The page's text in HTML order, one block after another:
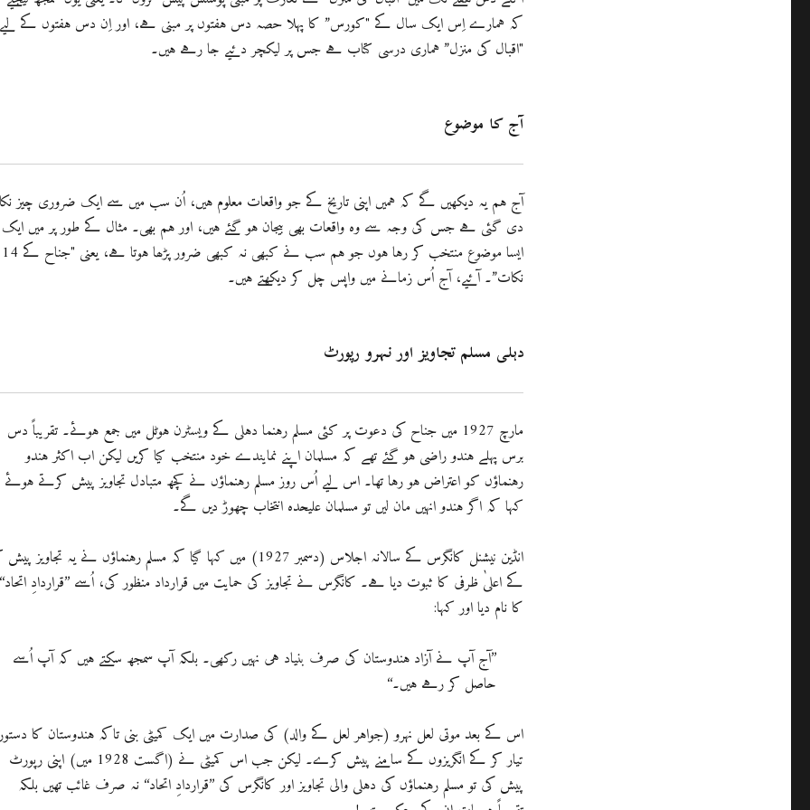
کہ ہمارے اِس ایک سال کے "کورس” کا پہلا حصہ دس ہفتوں پر مبنی ہے، اور اِن دس ہفتوں کے لیے
"اقبال کی منزل” ہماری درسی کتاب ہے جس پر لیکچر دئیے جا رہے ہیں۔
آج کا موضوع
آج ہم یہ دیکھیں گے کہ ہمیں اپنی تاریخ کے جو واقعات معلوم ہیں، اُن سب میں سے ایک ضروری چیز
دی گئی ہے جس کی وجہ سے وہ واقعات بھی بیجان ہو گئے ہیں، اور ہم بھی۔ مثال کے طور پر میں ایک
ایسا موضوع منتخب کر رہا ہوں جو ہم سب نے کبھی نہ کبھی ضرور پڑھا ہوتا ہے، یعنی "جناح کے 14
نکات”۔ آئیے، آج اُس زمانے میں واپس چل کر دیکھتے ہیں۔
دہلی مسلم تجاویز اور نہرو رپورٹ
مارچ 1927 میں جناح کی دعوت پر کئی مسلم رہنما دہلی کے ویسٹرن ہوٹل میں جمع ہوئے۔ تقریباً دس
برس پہلے ہندو راضی ہو گئے تھے کہ مسلمان اپنے نمایندے خود منتخب کیا کریں لیکن اب اکثر ہندو
رہنماؤں کو اعتراض ہو رہا تھا۔ اس لیے اُس روز مسلم رہنماؤں نے کچھ متبادل تجاویز پیش کرتے ہوئے
کہا کہ اگر ہندو انہیں مان لیں تو مسلمان علیحدہ انتخاب چھوڑ دیں گے۔
انڈین نیشنل کانگرس کے سالانہ اجلاس (دسمبر 1927) میں کہا گیا کہ مسلم رہنماؤں نے یہ تجاویز
کے اعلیٰ ظرفی کا ثبوت دیا ہے۔ کانگرس نے تجاویز کی حمایت میں قرارداد منظور کی، اُسے ’’قراردادِ اتحاد‘‘
کا نام دیا اور کہا:
’’آج آپ نے آزاد ہندوستان کی صرف بنیاد ہی نہیں رکھی۔ بلکہ آپ سمجھ سکتے ہیں کہ آپ اُسے
حاصل کر رہے ہیں۔‘‘
اس کے بعد موتی لعل نہرو (جواہر لعل کے والد) کی صدارت میں ایک کمیٹی بنی تاکہ ہندوستان کا
تیار کر کے انگریزوں کے سامنے پیش کرے۔ لیکن جب اس کمیٹی نے (اگست 1928 میں) اپنی رپورٹ
پیش کی تو مسلم رہنماؤں کی دہلی والی تجاویز اور کانگرس کی ’’قراردادِ اتحاد‘‘ نہ صرف غائب تھیں بلکہ